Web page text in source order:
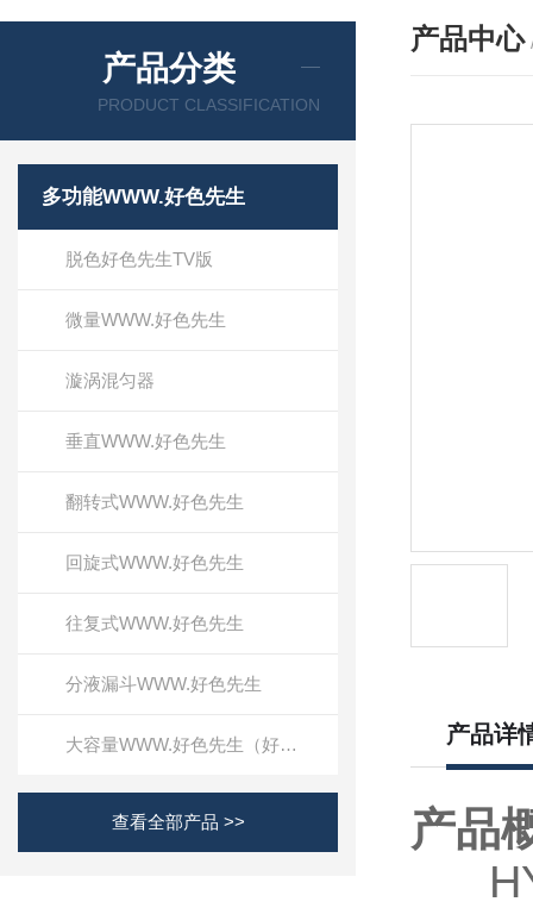
产品分类
PRODUCT CLASSIFICATION
多功能WWW.好色先生
脱色好色先生TV版
微量WWW.好色先生
漩涡混匀器
垂直WWW.好色先生
翻转式WWW.好色先生
回旋式WWW.好色先生
往复式WWW.好色先生
分液漏斗WWW.好色先生
大容量WWW.好色先生（好色先生TV版）
查看全部产品 >>
产品中心
产品详
产品